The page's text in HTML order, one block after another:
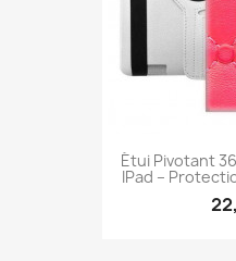
Étui Pivotant
IPad –